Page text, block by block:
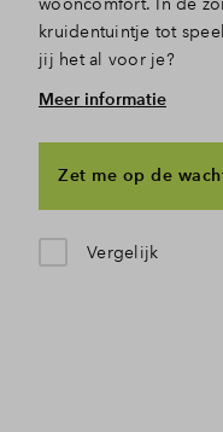
kruidentuintje tot
jij het al voor je?
Binnen en buiten in
naar het
binnenstroomt. De
elkaar verbonden.
tuindeuren lekker
Meer informatie
Zet me op de
Vergelijk